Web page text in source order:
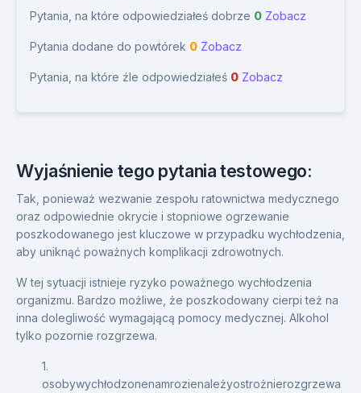
Pytania, na które odpowiedziałeś dobrze 0 Zobacz
Pytania dodane do powtórek 0 Zobacz
Pytania, na które źle odpowiedziałeś 0 Zobacz
Wyjaśnienie tego pytania testowego:
Tak, ponieważ wezwanie zespołu ratownictwa medycznego
oraz odpowiednie okrycie i stopniowe ogrzewanie
poszkodowanego jest kluczowe w przypadku wychłodzenia,
aby uniknąć poważnych komplikacji zdrowotnych.
W tej sytuacji istnieje ryzyko poważnego wychłodzenia
organizmu. Bardzo możliwe, że poszkodowany cierpi też na
inna dolegliwość wymagającą pomocy medycznej. Alkohol
tylko pozornie rozgrzewa.
1.
osobywychłodzonenamrozienależyostrożnierozgrzewa